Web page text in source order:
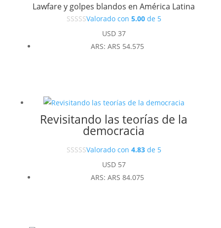
Lawfare y golpes blandos en América Latina
Valorado con 5.00de 5
USD37
ARS: ARS 54.575
Revisitando las teorías de la
democracia
Valorado con 4.83de 5
USD57
ARS: ARS 84.075